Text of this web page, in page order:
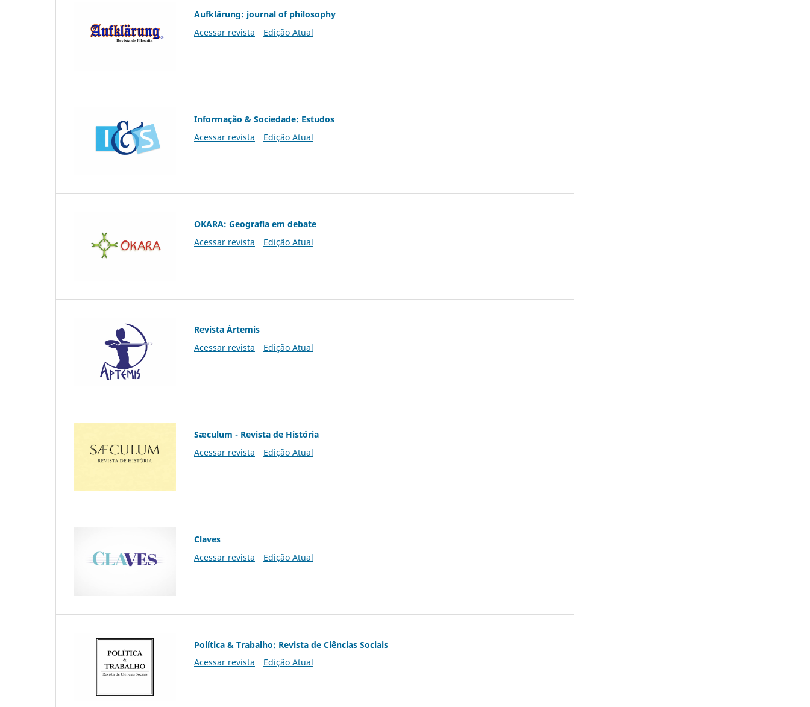
Aufklärung: journal of philosophy
Acessar revista
Edição Atual
Informação & Sociedade: Estudos
Acessar revista
Edição Atual
OKARA: Geografia em debate
Acessar revista
Edição Atual
Revista Ártemis
Acessar revista
Edição Atual
Sæculum - Revista de História
Acessar revista
Edição Atual
Claves
Acessar revista
Edição Atual
Política & Trabalho: Revista de Ciências Sociais
Acessar revista
Edição Atual